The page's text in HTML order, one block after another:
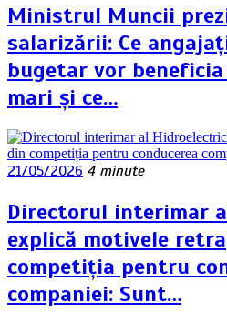
Ministrul Muncii
salarizării: Ce
bugetar vor
mari și ce…
21/05/2026 4 minute
Directorul interimar
explică motivele
competiția pentru
companiei: Sunt…